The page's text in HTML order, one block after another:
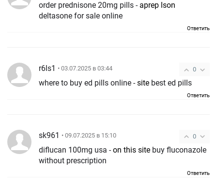
order prednisone 20mg pills - aprep lson
deltasone for sale online
Ответить
0
r6ls1 • 03.07.2025 в 03:44
where to buy ed pills online -site best ed pills
Ответить
0
sk961 • 09.07.2025 в 15:10
diflucan 100mg usa -on this site buy fluconazole
without prescription
Ответить